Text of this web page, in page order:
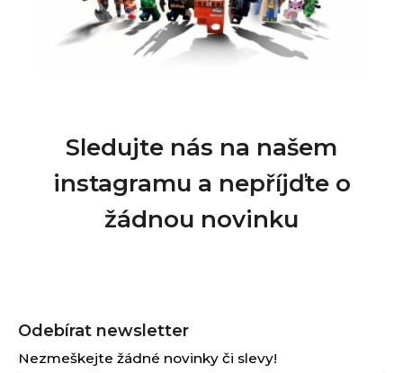
Sledujte nás na našem
instagramu a nepříjďte o
žádnou novinku
Odebírat newsletter
Nezmeškejte žádné novinky či slevy!